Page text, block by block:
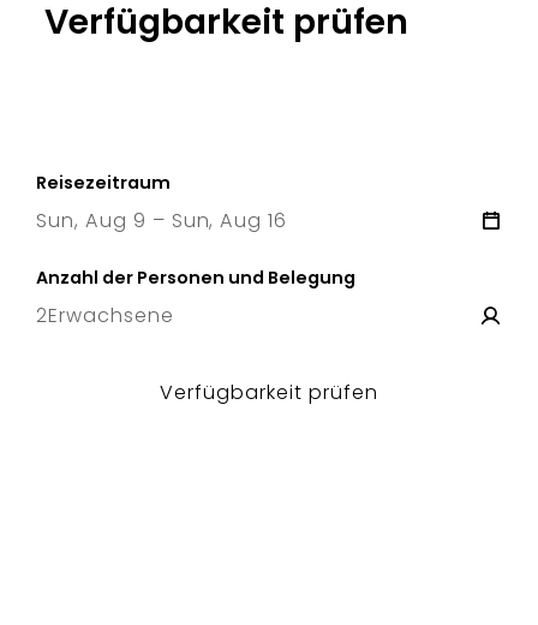
Verfügbarkeit prüfen
Reisezeitraum
Sun, Aug 9 – Sun, Aug 16
Anzahl der Personen und Belegung
2Erwachsene
Verfügbarkeit prüfen